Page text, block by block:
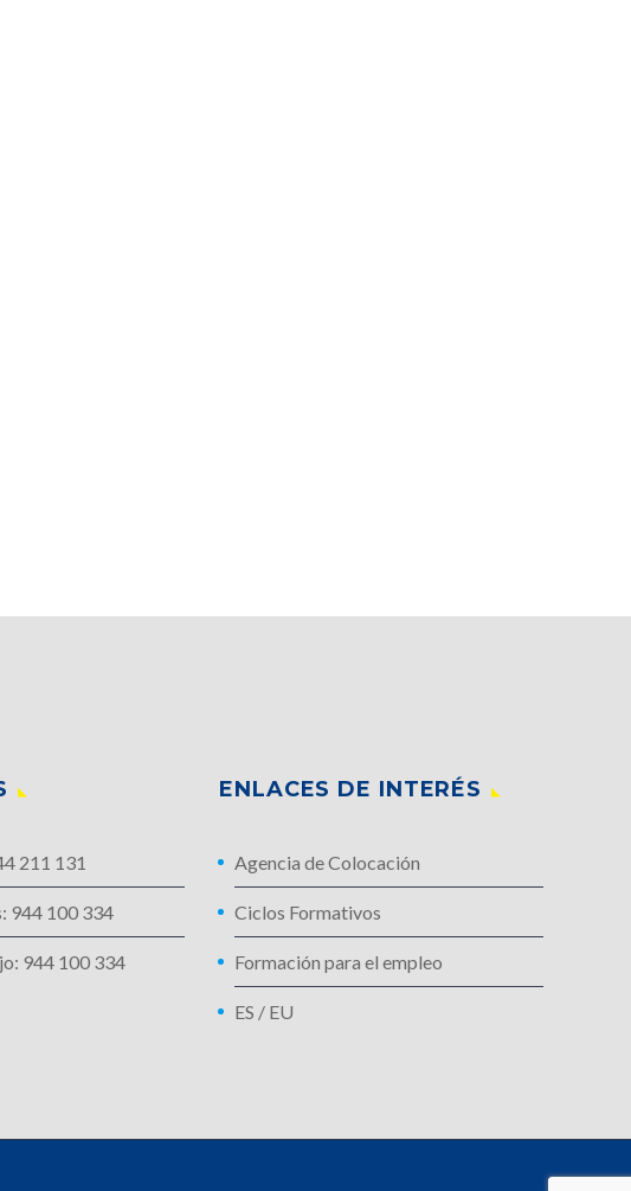
211 131
944 100 334
944 100 334
ENLACES DE INTERÉS
Agencia de Colocación
Ciclos Formativos
Formación para el empleo
ES / EU